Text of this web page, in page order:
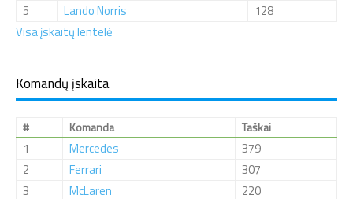
5
Lando Norris
128
Visa įskaitų lentelė
Komandų įskaita
# Komanda Taškai
1 Mercedes
379
2
Ferrari
307
3
McLaren
220